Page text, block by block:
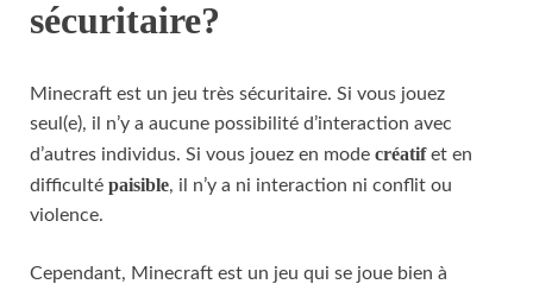
sécuritaire?
Minecraft est un jeu très sécuritaire. Si vous jouez
seul(e), il n’y a aucune possibilité d’interaction avec
d’autres individus. Si vous jouez en mode créatifet en
difficulté paisible, il n’y a ni interaction ni conflit ou
violence.
Cependant, Minecraft est un jeu qui se joue bien à